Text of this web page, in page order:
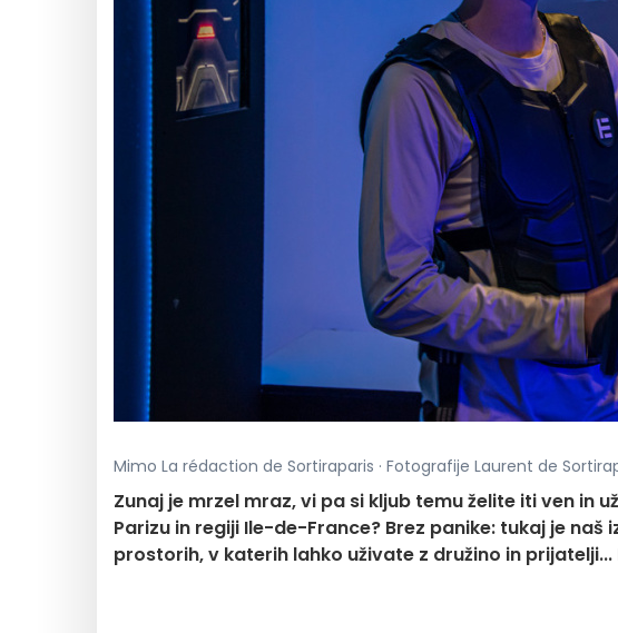
Mimo La rédaction de Sortiraparis · Fotografije Laurent de
Zunaj je mrzel mraz, vi pa si kljub temu želite iti ven in
Parizu in regiji Ile-de-France? Brez panike: tukaj je
prostorih, v katerih lahko uživate z družino in